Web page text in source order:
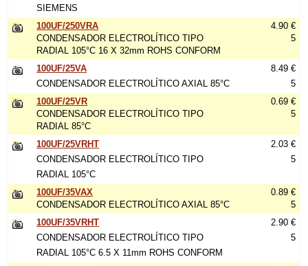
SIEMENS
100UF/250VRA
CONDENSADOR ELECTROLÍTICO TIPO
RADIAL 105°C 16 X 32mm ROHS CONFORM
4.90 €
5
100UF/25VA
CONDENSADOR ELECTROLÍTICO AXIAL 85°C
8.49 €
5
100UF/25VR
CONDENSADOR ELECTROLÍTICO TIPO
RADIAL 85°C
0.69 €
5
100UF/25VRHT
CONDENSADOR ELECTROLÍTICO TIPO
RADIAL 105°C
2.03 €
5
100UF/35VAX
CONDENSADOR ELECTROLÍTICO AXIAL 85°C
0.89 €
5
100UF/35VRHT
CONDENSADOR ELECTROLÍTICO TIPO
RADIAL 105°C 6.5 X 11mm ROHS CONFORM
2.90 €
5